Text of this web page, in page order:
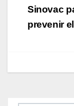
Sinovac
prevenir